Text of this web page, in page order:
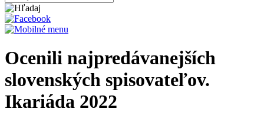
Ocenili najpredávanejších
slovenských spisovateľov.
Ikariáda 2022